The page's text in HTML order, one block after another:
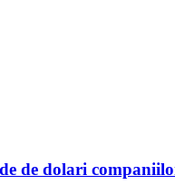
dolari